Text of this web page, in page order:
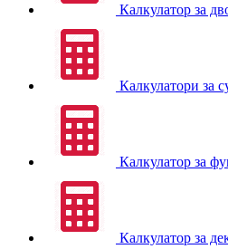
Калкулатор за
Калкулатори за
Калкулатор за
Калкулатор за